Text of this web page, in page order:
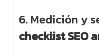
6. Medición y
checklist SEO